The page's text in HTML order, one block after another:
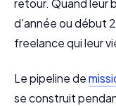
retour. Quand leur
d'année ou début
freelance qui leur
Le pipeline de
se construit